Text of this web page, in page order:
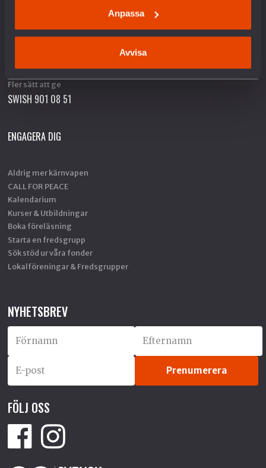
Anpassa
Avvisa
Gåvoshop
Företagsgåva
Fler sätt att ge
SWISH 901 08 51
ENGAGERA DIG
Aldrig mer kärnvapen
CALL FOR PEACE
Kalendarium
Kurser & Utbildningar
Boka föreläsning
Starta en fredsgrupp
Sök stöd ur våra fonder
Lokalföreningar & Fredsgrupper
NYHETSBREV
FÖLJ OSS